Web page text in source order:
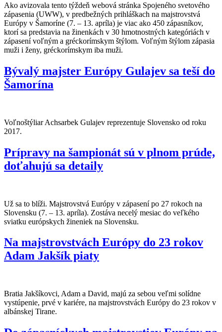
Ako avizovala tento týždeň webová stránka Spojeného svetového
zápasenia (UWW), v predbežných prihláškach na majstrovstvá
Európy v Šamoríne (7. – 13. apríla) je viac ako 450 zápasníkov,
ktorí sa predstavia na žinenkách v 30 hmotnostných kategóriách v
zápasení voľným a gréckorímskym štýlom. Voľným štýlom zápasia
muži i ženy, gréckorímskym iba muži.
Bývalý majster Európy Gulajev sa teší do
Šamorína
Voľnoštýliar Achsarbek Gulajev reprezentuje Slovensko od roku
2017.
Prípravy na šampionát sú v plnom prúde,
doťahujú sa detaily
Už sa to blíži. Majstrovstvá Európy v zápasení po 27 rokoch na
Slovensku (7. – 13. apríla). Zostáva necelý mesiac do veľkého
sviatku európskych žineniek na Slovensku.
Na majstrovstvách Európy do 23 rokov
Adam Jakšík piaty
Bratia Jakšíkovci, Adam a David, majú za sebou veľmi solídne
vystúpenie, prvé v kariére, na majstrovstvách Európy do 23 rokov v
albánskej Tirane.